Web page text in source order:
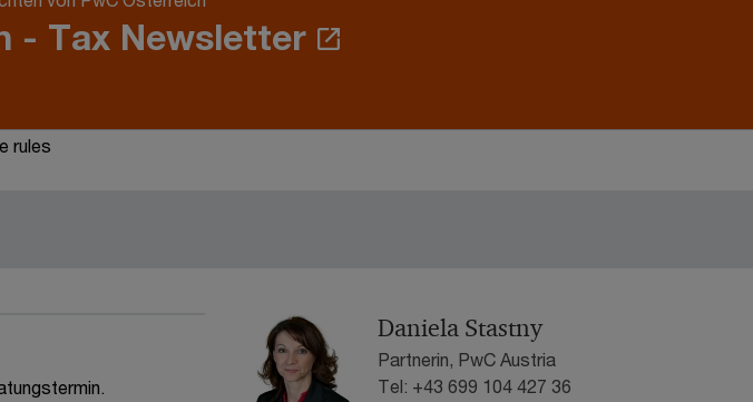
- Tax Newsletter
rules
Daniela Stastny
Partnerin, PwC Austria
Tel: +43 699 104 427 36